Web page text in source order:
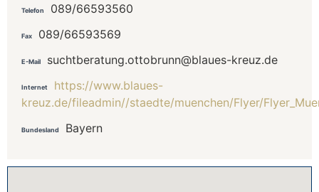
Telefon 089/66593560
Fax 089/66593569
E-Mail suchtberatung.ottobrunn@blaues-kreuz.de
Internet
https://www.blaues-
kreuz.de/fileadmin//staedte/muenchen/Flyer/
Bundesland Bayern